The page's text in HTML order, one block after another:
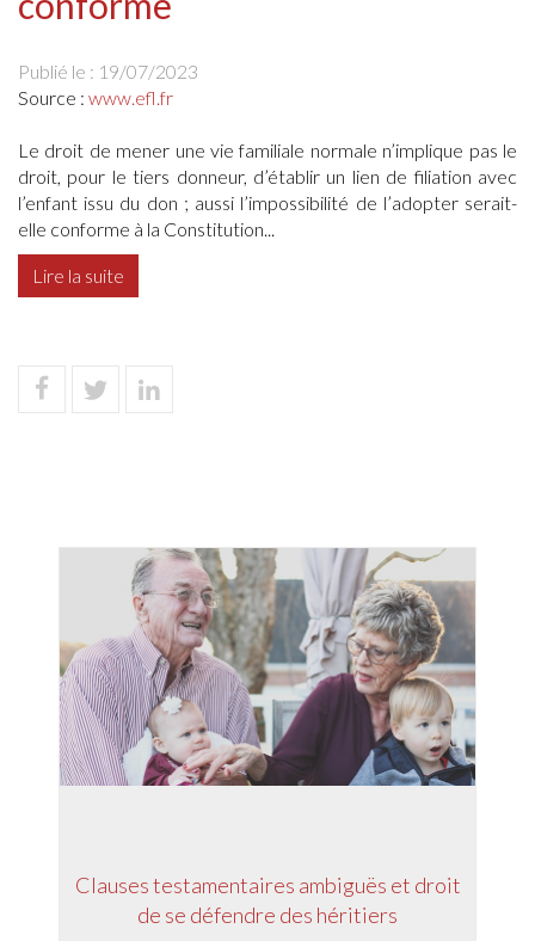
Publié le : 19/07/2023
Source : www.efl.fr
Le droit de mener une vie familiale normale n’implique pas le
droit, pour le tiers donneur, d’établir un lien de filiation avec
l’enfant issu du don ; aussi l’impossibilité de l’adopter serait-
elle conforme à la Constitution...
Lire la suite
Clauses testamentaires ambiguës et droit
de se défendre des héritiers